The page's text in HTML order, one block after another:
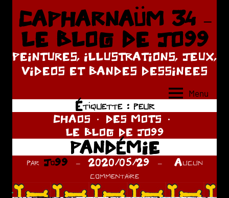
Aller
contenu
CAPHARNAÜM 34 –
LE BLOG DE JO99
PEINTURES, ILLUSTRATIONS, JEUX,
VIDEOS ET BANDES DESSINEES
Menu
Étiquette : peur
CHAOS
DES MOTS
LE BLOG DE JO99
PANDÉMIE
par Jo99 2020/05/29
Aucun
commentaire
.